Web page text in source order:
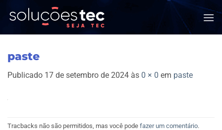
paste
Publicado 17 de setembro de 2024 às 0 × 0 em paste
Tracbacks não são permitidos, mas você pode fazer um comentário.